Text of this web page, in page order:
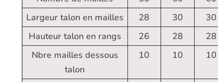
Largeur talon en mailles
28 30
30
Hauteur talon en rangs
26 28
28
Nbre mailles dessous
talon
10 10 10